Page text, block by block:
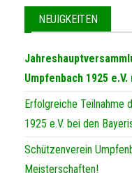
NEUIGKEITEN
Umpfenbach 1925
Erfolgreiche Teilnahme
1925 e.V. bei den
Schützenverein
Meisterschaften!